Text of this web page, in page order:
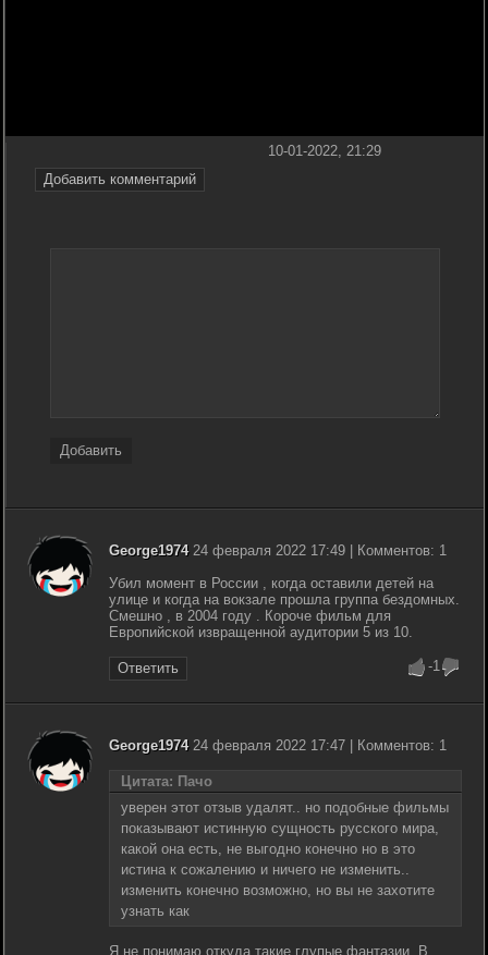
Добавить комментарий
10-01-2022, 21:29
Добавить
George197424 февраля 2022 17:49 | Комментов: 1
Убил момент в России , когда оставили детей на
улице и когда на вокзале прошла группа бездомных.
Смешно , в 2004 году . Короче фильм для
Европийской извращенной аудитории 5 из 10.
Ответить -1
George197424 февраля 2022 17:47 | Комментов: 1
Цитата: Пачо
уверен этот отзыв удалят.. но подобные фильмы
показывают истинную сущность русского мира,
какой она есть, не выгодно конечно но в это
истина к сожалению и ничего не изменить..
изменить конечно возможно, но вы не захотите
узнать как
Я не понимаю откуда такие глупые фантазии. В